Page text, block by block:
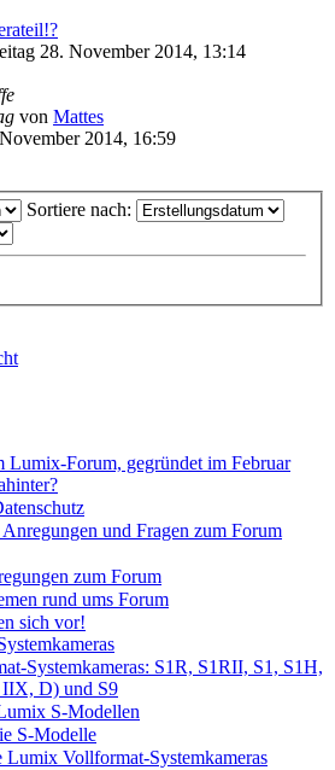
28. November 2014, 13:14
von Mattes
2014, 16:59
Sortiere nach:
Forum, gegründet im Februar
und Fragen zum Forum
zum Forum
rund ums Forum
sich vor!
Systemkameras: S1R, S1RII, S1, S1H,
D) und S9
S-Modellen
S-Modelle
Vollformat-Systemkameras